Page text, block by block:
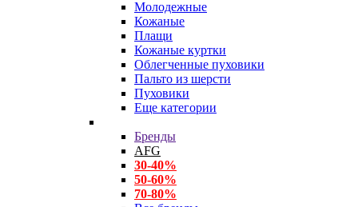
Молодежные
Кожаные
Плащи
Кожаные куртки
Облегченные пуховики
Пальто из шерсти
Пуховики
Еще категории
Бренды
AFG
30-40%
50-60%
70-80%